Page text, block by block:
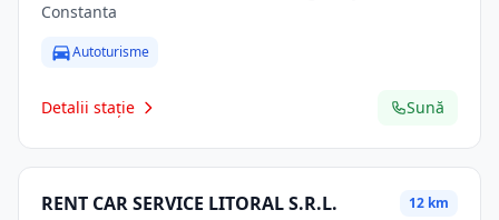
Constanta
Autoturisme
Detalii stație Sună
RENT CAR SERVICE LITORAL S.R.L. 12 km